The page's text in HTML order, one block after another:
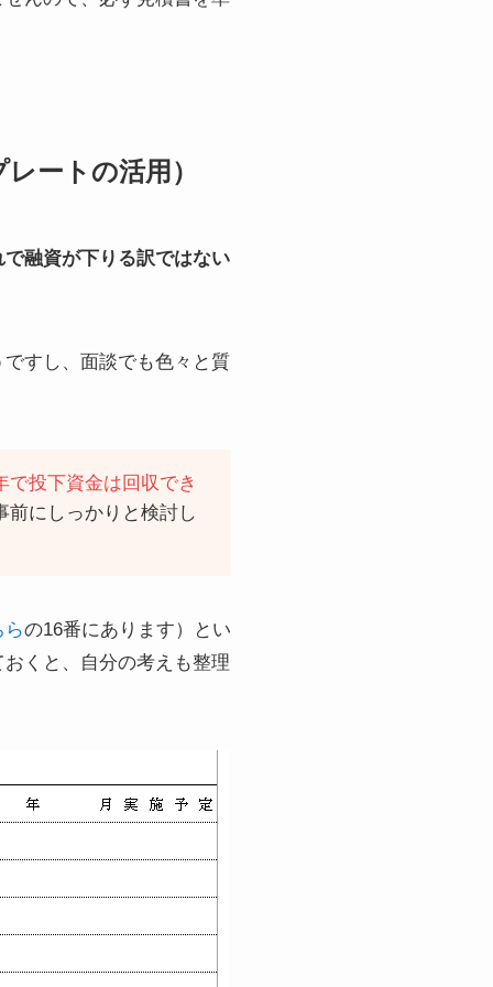
ートの活用）
融資が下りる訳ではない
すし、面談でも色々と質
投下資金は回収でき
前にしっかりと検討し
らの16番にあります）とい
くと、自分の考えも整理